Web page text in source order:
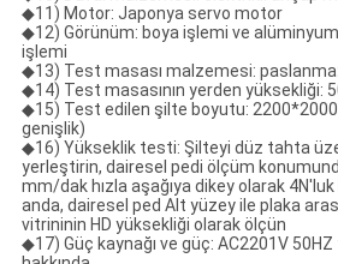
◆11) Motor: Japonya servo motor
◆12) Görünüm: boya işlemi ve alüminyum
işlemi
◆13) Test masası malzemesi:
◆14) Test masasının yerden yüksekliği:
◆15) Test edilen şilte boyutu:
genişlik)
◆16) Yükseklik testi: Şilteyi düz tahta
yerleştirin, dairesel pedi ölçüm
mm/dak hızla aşağıya dikey olarak
anda, dairesel ped Alt yüzey ile plaka
vitrininin HD yüksekliği olarak ölçün
◆17) Güç kaynağı ve güç: AC2201V 50HZ